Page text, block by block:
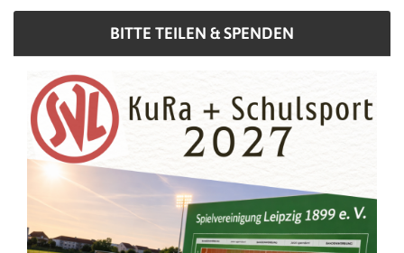
BITTE TEILEN & SPENDEN